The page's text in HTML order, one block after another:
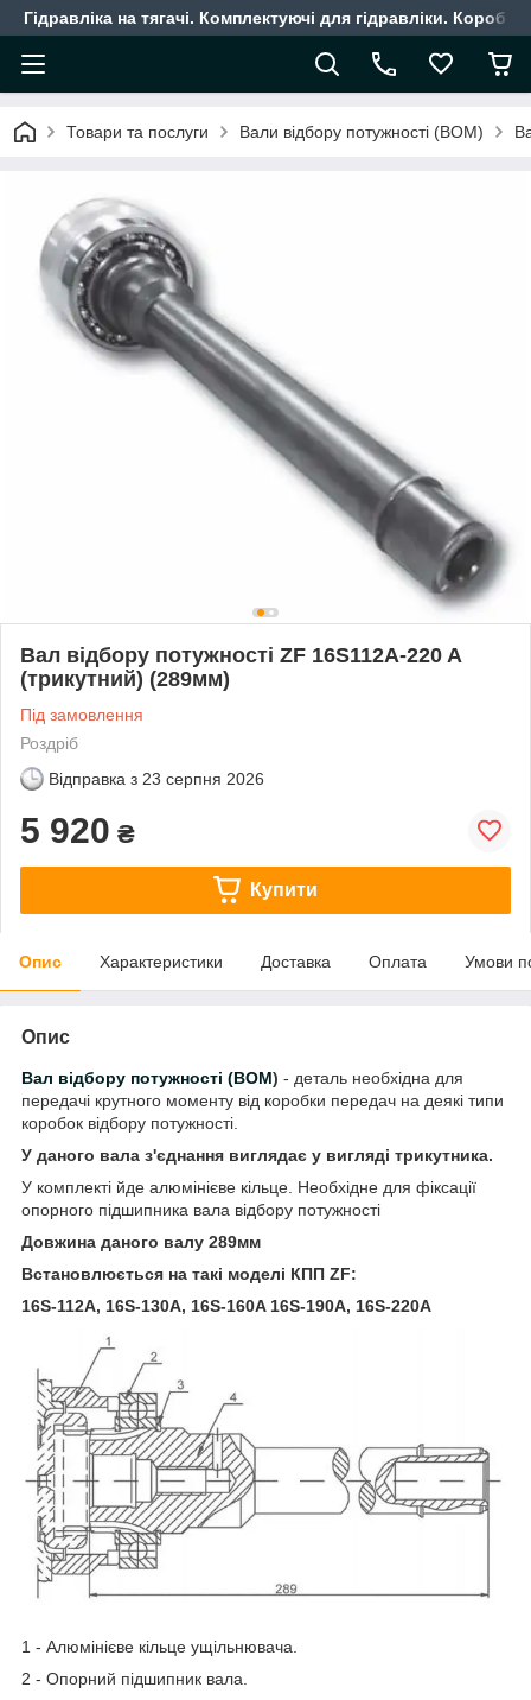
Гідравліка на тягачі. Комплектуючі для гідравліки.
Товари та послуги Вали відбору потужності (ВОМ)
Вал відбору потужності ZF 16S112A-220 A
(трикутний) (289мм)
Під замовлення
Роздріб
Відправка з 23 серпня 2026
5 920 ₴
Купити
Опис Характеристики Доставка Оплата Умови
Опис
Вал відбору потужності (ВОМ) - деталь необхідна для
передачі крутного моменту від коробки передач на деякі типи
коробок відбору потужності.
У даного вала з'єднання виглядає у вигляді трикутника.
У комплекті йде алюмінієве кільце. Необхідне для фіксації
опорного підшипника вала відбору потужності
Довжина даного валу 289мм
Встановлюється на такі моделі КПП ZF:
16S-112A, 16S-130A, 16S-160A 16S-190A, 16S-220A
1 - Алюмінієве кільце ущільнювача.
2 - Опорний підшипник вала.